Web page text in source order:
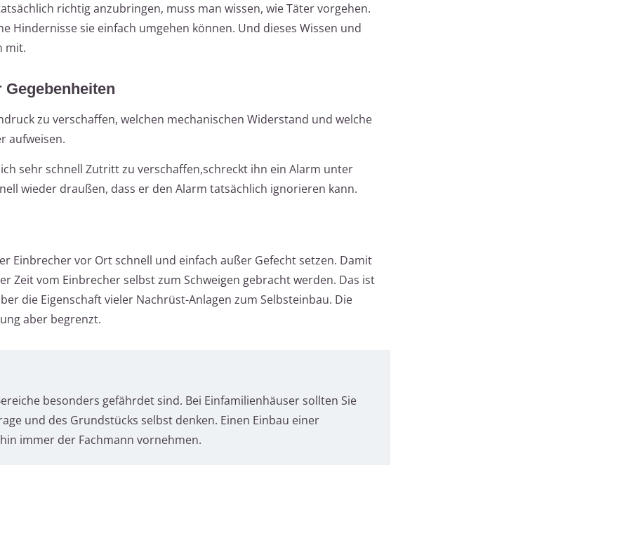
richtig anzubringen, muss man wissen, wie Täter vorgehen.
Hindernisse sie einfach umgehen können. Und dieses Wissen und
mit.
zu verschaffen, welchen mechanischen Widerstand und welche
aufweisen.
sehr schnell Zutritt zu verschaffen,schreckt ihn ein Alarm unter
wieder draußen, dass er den Alarm tatsächlich ignorieren kann.
Einbrecher vor Ort schnell und einfach außer Gefecht setzen. Damit
Zeit vom Einbrecher selbst zum Schweigen gebracht werden. Das ist
die Eigenschaft vieler Nachrüst-Anlagen zum Selbsteinbau. Die
aber begrenzt.
besonders gefährdet sind. Bei Einfamilienhäuser sollten Sie
und des Grundstücks selbst denken. Einen Einbau einer
immer der Fachmann vornehmen.